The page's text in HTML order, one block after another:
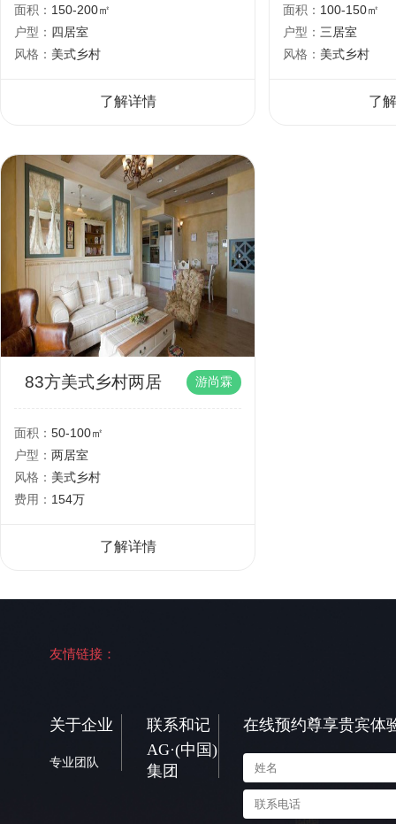
面积： 150-200㎡
户型： 四居室
风格： 美式乡村
了解详情
面积： 100-150㎡
户型： 三居室
风格： 美式乡村
了
83方美式乡村两居 游尚霖
面积： 50-100㎡
户型： 两居室
风格： 美式乡村
费用： 154万
了解详情
友情链接：
关于企业
专业团队
联系和记
AG·(中国)
集团
在线预约尊享贵宾体